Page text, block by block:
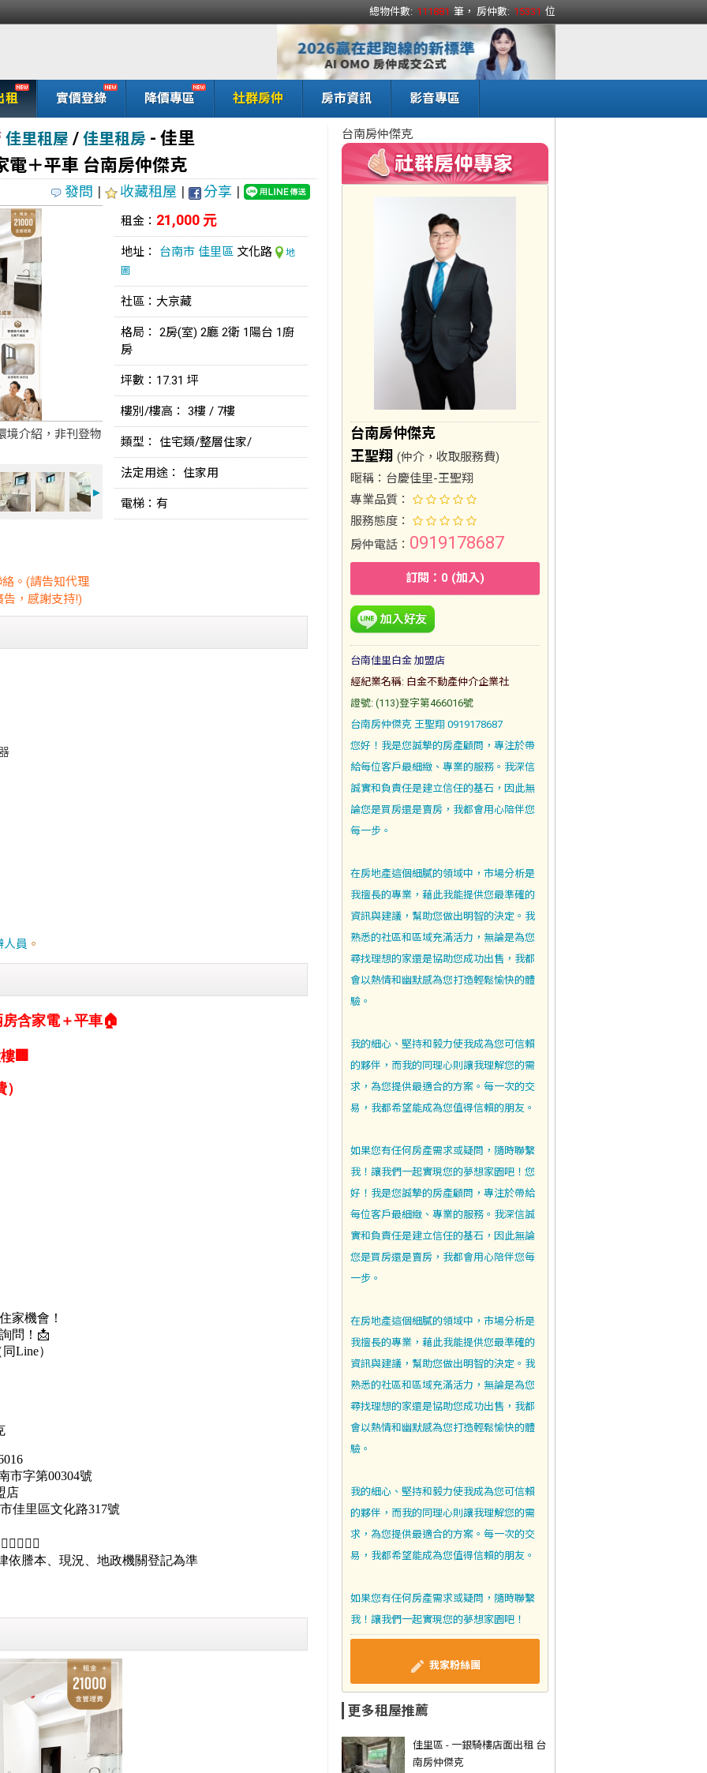
總物件數: 111881 筆， 房仲數: 15331 位
租 實價登錄 降價專區 社群房仲 房市資訊 影音專區
佳里租屋 / 佳里租房- 佳里
電＋平車 台南房仲傑克
發問 | 收藏租屋 | 分享 |
境介紹，非刊登物
►
。(請告知代理
，感謝支持!)
租金： 21,000 元
地址： 台南市 佳里區 文化路
地
圖
社區：大京藏
格局： 2房(室) 2廳 2衛 1陽台 1廚
房
坪數：17.31 坪
樓別/樓高： 3樓 / 7樓
類型： 住宅類/整層住家/
法定用途： 住家用
電梯：有
人員 。
台南房仲傑克
台南房仲傑克
王聖翔 (仲介，收取服務費)
暱稱： 台慶佳里-王聖翔
專業品質：
服務態度：
房仲電話： 0919178687
訂閱：0 (加入)
台南佳里白金 加盟店
經紀業名稱: 白金不動產仲介企業社
證號: (113)登字第466016號
台南房仲傑克 王聖翔 0919178687
您好！我是您誠摯的房產顧問，專注於帶
給每位客戶最細緻、專業的服務。我深信
誠實和負責任是建立信任的基石，因此無
論您是買房還是賣房，我都會用心陪伴您
每一步。
在房地產這個細膩的領域中，市場分析是
我擅長的專業，藉此我能提供您最準確的
資訊與建議，幫助您做出明智的決定。我
熟悉的社區和區域充滿活力，無論是為您
尋找理想的家還是協助您成功出售，我都
會以熱情和幽默感為您打造輕鬆愉快的體
驗。
我的細心、堅持和毅力使我成為您可信賴
的夥伴，而我的同理心則讓我理解您的需
求，為您提供最適合的方案。每一次的交
易，我都希望能成為您值得信賴的朋友。
如果您有任何房產需求或疑問，隨時聯繫
我！讓我們一起實現您的夢想家園吧！您
好！我是您誠摯的房產顧問，專注於帶給
每位客戶最細緻、專業的服務。我深信誠
實和負責任是建立信任的基石，因此無論
您是買房還是賣房，我都會用心陪伴您每
一步。
在房地產這個細膩的領域中，市場分析是
我擅長的專業，藉此我能提供您最準確的
資訊與建議，幫助您做出明智的決定。我
熟悉的社區和區域充滿活力，無論是為您
尋找理想的家還是協助您成功出售，我都
會以熱情和幽默感為您打造輕鬆愉快的體
驗。
我的細心、堅持和毅力使我成為您可信賴
的夥伴，而我的同理心則讓我理解您的需
求，為您提供最適合的方案。每一次的交
易，我都希望能成為您值得信賴的朋友。
如果您有任何房產需求或疑問，隨時聯繫
我！讓我們一起實現您的夢想家園吧！
我家粉絲團
更多租屋推薦
佳里區 - 一銀騎樓店面出租 台
南房仲傑克